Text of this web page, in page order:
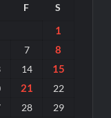
F S
1
7 8
14 15
21
22
28
29